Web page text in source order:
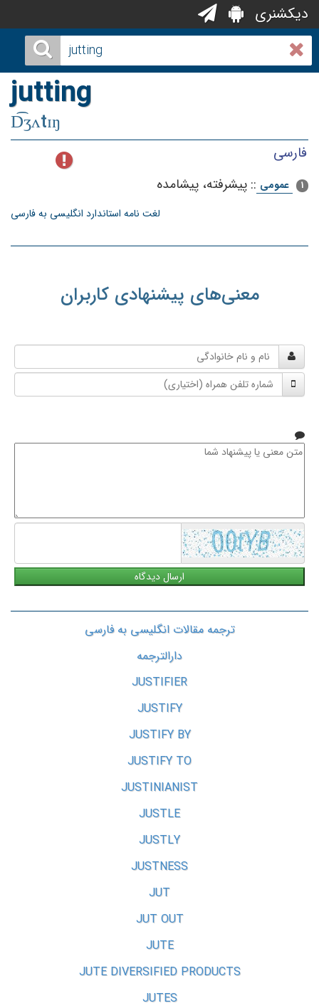
دیکشنری
jutting
D͡ʒʌtɪŋ
فارسی
1 عمومی :: پیشرفته‌، پیشامده‌
لغت نامه استاندارد انگلیسی به فارسی
معنی‌های پیشنهادی کاربران
و
نام
خانوادگی
شماره
تلفن
متن
ترجمه مقالات انگلیسی به فارسی
دارالترجمه
JUSTIFIER
JUSTIFY
JUSTIFY BY
JUSTIFY TO
JUSTINIANIST
JUSTLE
JUSTLY
JUSTNESS
JUT
JUT OUT
JUTE
JUTE DIVERSIFIED PRODUCTS
JUTES